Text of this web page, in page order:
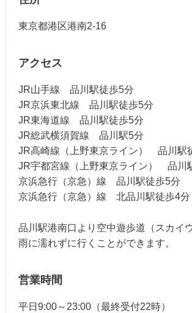
東京都港区港南2-16
アクセス
JR山手線 品川駅徒歩5分
JR京浜東北線 品川駅徒歩5分
JR東海道線 品川駅徒歩5分
JR総武横須賀線 品川駅5分
JR高崎線（上野東京ライン） 品川駅
JR宇都宮線（上野東京ライン） 品川
京浜急行（京急）線 品川駅徒歩5分
京浜急行（京急）線 北品川駅徒歩4分
品川駅港南口より空中遊歩道（スカイ
雨に濡れずに行くことができます。
営業時間
平日9:00～23:00（最終受付22時）